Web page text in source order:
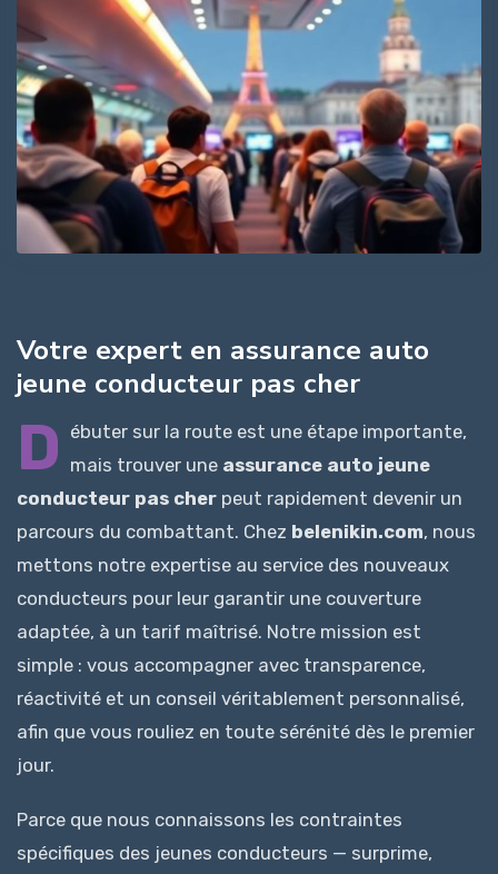
Votre expert en assurance auto
jeune conducteur pas cher
D ébuter sur la route est une étape importante,
mais trouver une assurance auto jeune
conducteur pas cher peut rapidement devenir un
parcours du combattant. Chez belenikin.com, nous
mettons notre expertise au service des nouveaux
conducteurs pour leur garantir une couverture
adaptée, à un tarif maîtrisé. Notre mission est
simple : vous accompagner avec transparence,
réactivité et un conseil véritablement personnalisé,
afin que vous rouliez en toute sérénité dès le premier
jour.
Parce que nous connaissons les contraintes
spécifiques des jeunes conducteurs — surprime,